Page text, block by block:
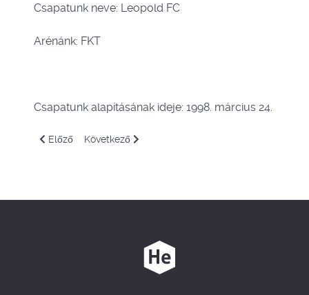
Csapatunk neve: Leopold FC
Arénánk: FKT
Csapatunk alapításának ideje: 1998. március 24.
Előző cikk: Lukács
Előző Következő cikk: Laci bácsi
Következő